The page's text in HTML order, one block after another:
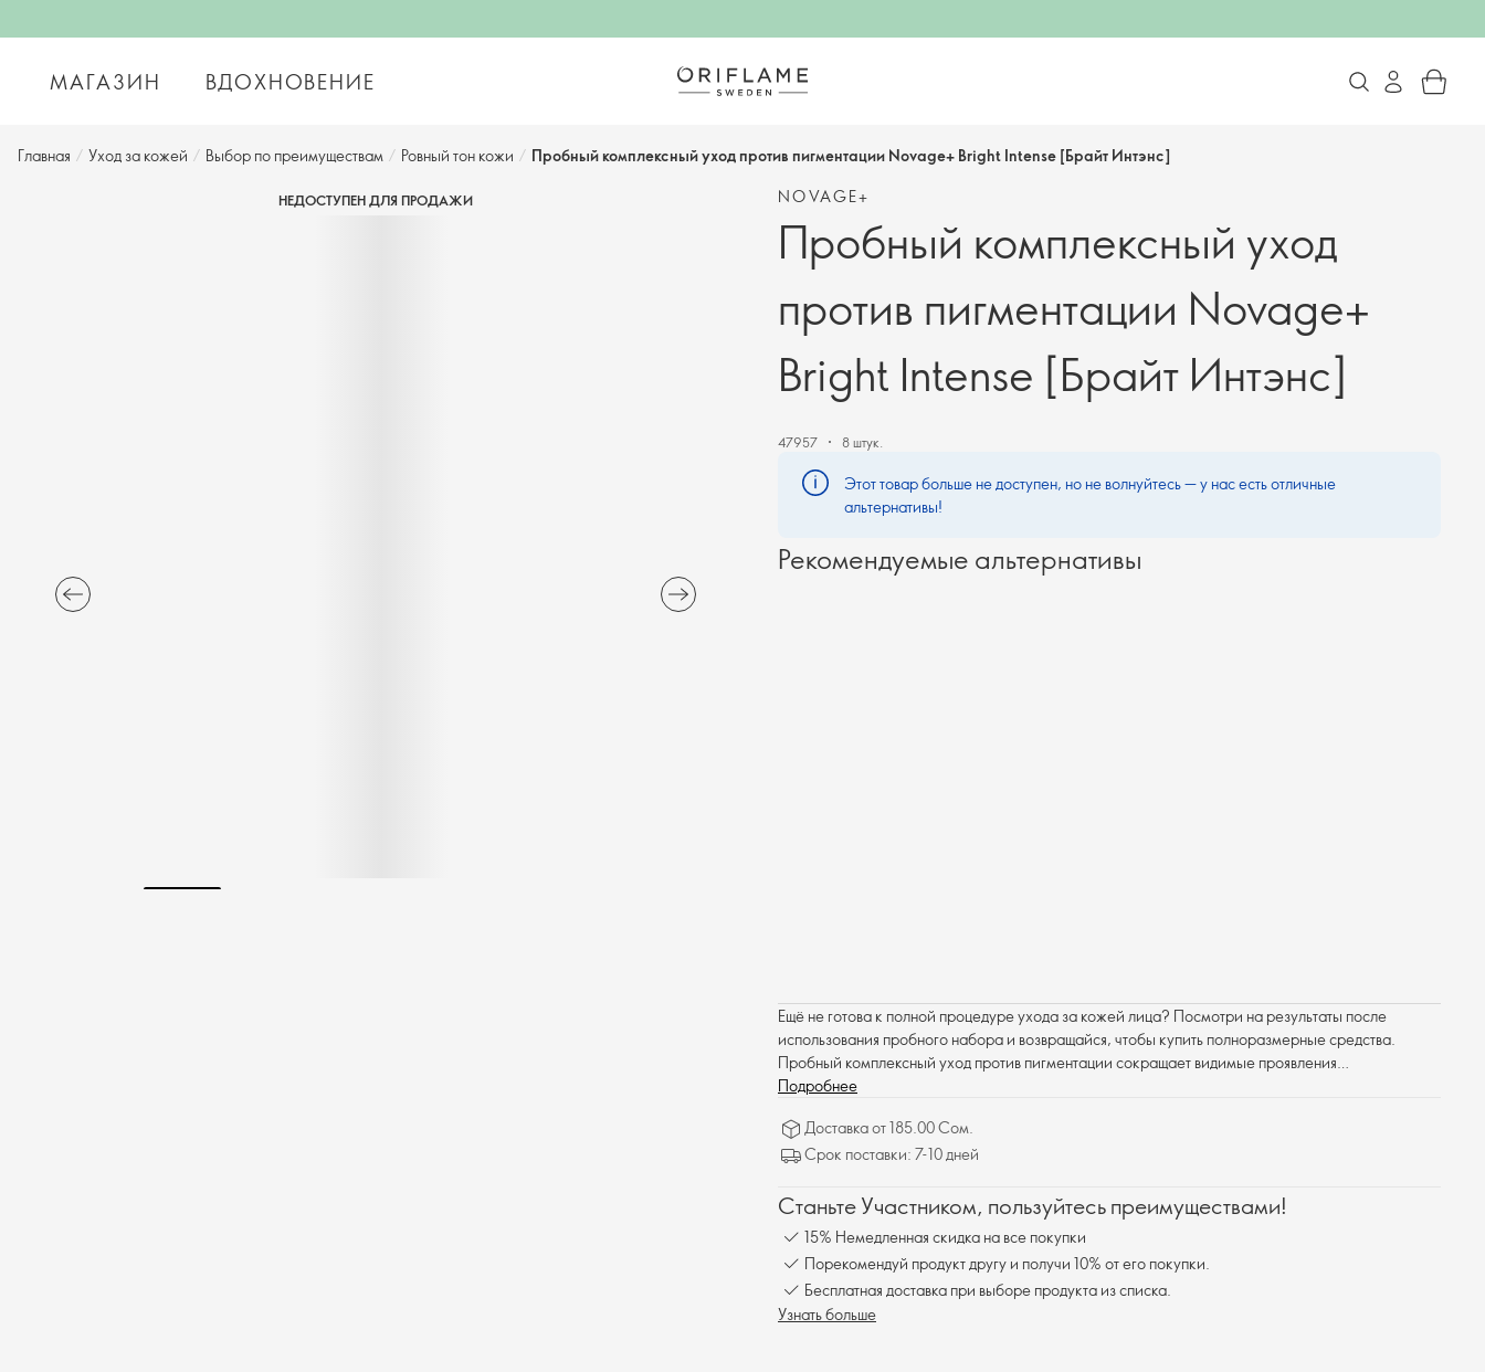
МАГАЗИН ВДОХНОВЕНИЕ
Главная / Уход за кожей / Выбор по преимуществам / Ровный тон кожи / Пробный комплексный уход против пигментации Novage+ Bright Intense [Брайт Интэнс]
НЕДОСТУПЕН ДЛЯ ПРОДАЖИ NOVAGE+
Пробный комплексный уход
против пигментации Novage+
Bright Intense [Брайт Интэнс]
47957 8 штук.
Этот товар больше не доступен, но не волнуйтесь — у нас есть отличные
альтернативы!
Рекомендуемые альтернативы
Ещё не готова к полной процедуре ухода за кожей лица? Посмотри на результаты после
использования пробного набора и возвращайся, чтобы купить полноразмерные средства.
Пробный комплексный уход против пигментации сокращает видимые проявления
гиперпигментации и признаки старения кожи. В набор входят 2 полноразмерных средства
ночных крема).
Подробнее
Доставка от 185.00 Сом.
Срок поставки: 7-10 дней
Станьте Участником, пользуйтесь преимуществами!
15% Немедленная скидка на все покупки
Порекомендуй продукт другу и получи 10% от его покупки.
Бесплатная доставка при выборе продукта из списка.
Узнать больше